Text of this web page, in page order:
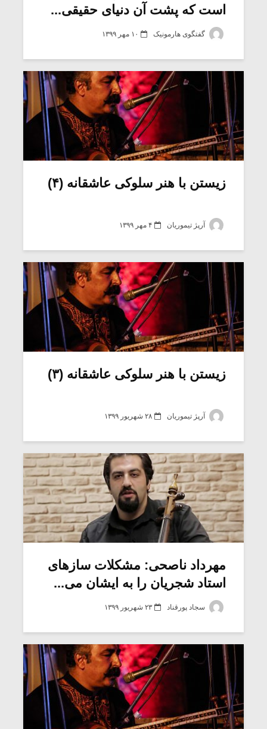
است که پشت آن دنیای حقیقی...
گفتگوی هارمونیک ۱۰ مهر ۱۳۹۹
زیستن با هنر سلوکی عاشقانه (۴)
آرپژ تیموریان ۴ مهر ۱۳۹۹
زیستن با هنر سلوکی عاشقانه (۳)
آرپژ تیموریان ۲۸ شهریور ۱۳۹۹
مهرداد ناصحی: مشکلات سازهای
استاد شجریان را به ایشان می...
سجاد پورقناد ۲۳ شهریور ۱۳۹۹